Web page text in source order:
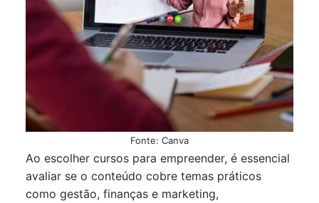
Fonte: Canva
Ao escolher cursos para empreender, é essencial
avaliar se o conteúdo cobre temas práticos
como gestão, finanças e marketing,